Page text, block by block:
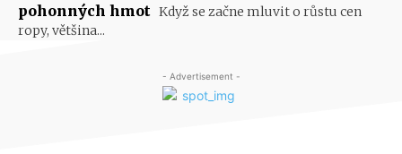
pohonných hmot Když se začne mluvit o růstu cen
ropy, většina...
- Advertisement -